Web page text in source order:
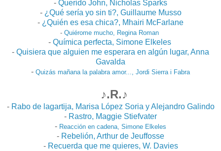
- Querido John, Nicholas Sparks
- ¿Qué sería yo sin ti?, Guillaume Musso
- ¿Quién es esa chica?, Mhairi McFarlane
- Quiérome mucho, Regina Roman
- Química perfecta, Simone Elkeles
- Quisiera que alguien me esperara en algún lugar, Anna
Gavalda
- Quizás mañana la palabra amor..., Jordi Sierra i Fabra
♪.R.♪
- Rabo de lagartija, Marisa López Soria y Alejandro Galindo
- Rastro, Maggie Stiefvater
- Reacción en cadena, Simone Elkeles
- Rebelión, Arthur de Jeuffosse
- Recuerda que me quieres, W. Davies